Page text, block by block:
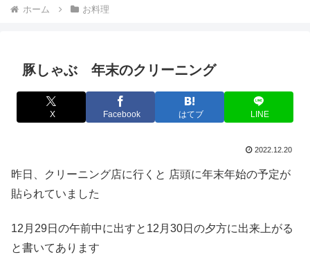
ホーム お料理
豚しゃぶ 年末のクリーニング
X Facebook はてブ LINE
2022.12.20
昨日、クリーニング店に行くと 店頭に年末年始の予定が
貼られていました
12月29日の午前中に出すと12月30日の夕方に出来上がる
と書いてあります